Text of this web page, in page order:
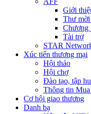
Giới
Thư
Chương
Tài trợ
STAR
Xúc tiến thương mại
Hội thảo
Hội chợ
Đào tạo, tập
Thông tin
Cơ hội giao thương
Danh bạ